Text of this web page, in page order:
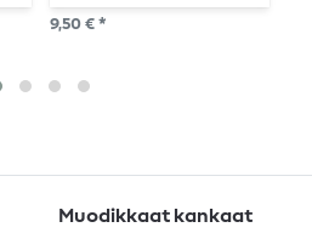
9,50 € *
Muodikkaat kankaat